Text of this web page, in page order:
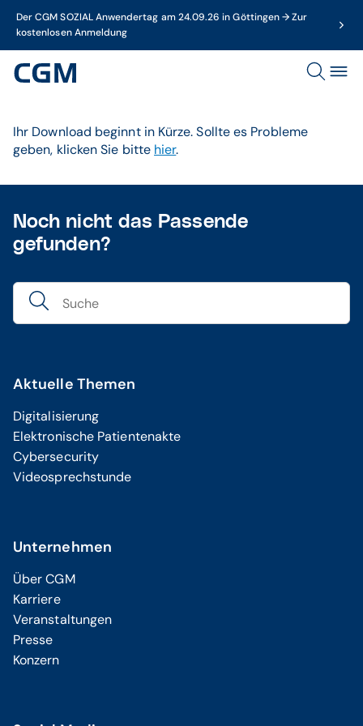
Der CGM SOZIAL Anwendertag am 24.09.26 in Göttingen → Zur
kostenlosen Anmeldung
Ihr Download beginnt in Kürze. Sollte es Probleme
geben, klicken Sie bitte hier.
Noch nicht das Passende
gefunden?
Aktuelle Themen
Digitalisierung
Elektronische Patientenakte
Cybersecurity
Videosprechstunde
Unternehmen
Über CGM
Karriere
Veranstaltungen
Presse
Konzern